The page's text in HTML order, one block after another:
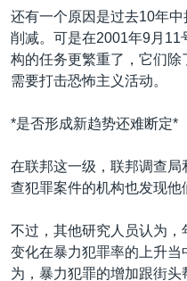
还有一个原因是过去10年
削减。可是在2001年9月11
构的任务更繁重了，它们
需要打击恐怖主义活动。
*是否形成新趋势还难断定*
在联邦这一级，联邦调查
查犯罪案件的机构也发现他
不过，其他研究人员认为
变化在暴力犯罪率的上升
为，暴力犯罪的增加跟街头